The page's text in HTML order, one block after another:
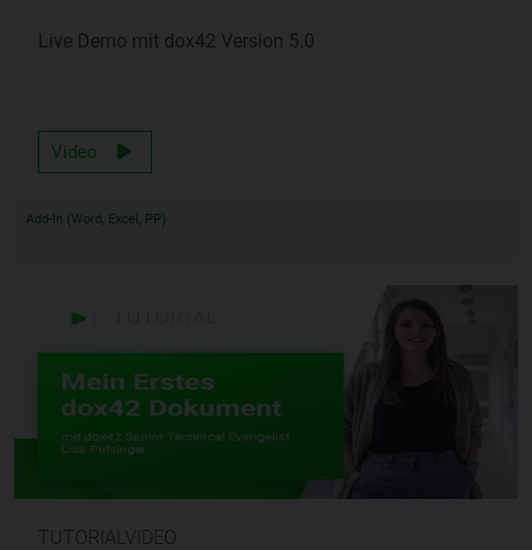
Live Demo mit dox42 Version 5.0
Video
Add-In (Word, Excel, PP)
TUTORIALVIDEO